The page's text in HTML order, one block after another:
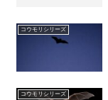
コウモリシリーズ
コウモリシリーズ